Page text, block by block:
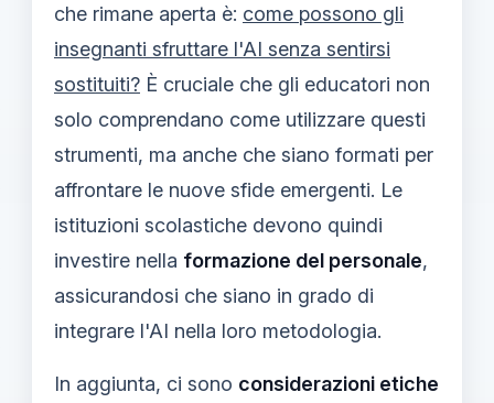
che rimane aperta è: come possono gli
insegnanti sfruttare l'AI senza sentirsi
sostituiti? È cruciale che gli educatori non
solo comprendano come utilizzare questi
strumenti, ma anche che siano formati per
affrontare le nuove sfide emergenti. Le
istituzioni scolastiche devono quindi
investire nella formazione del personale,
assicurandosi che siano in grado di
integrare l'AI nella loro metodologia.
In aggiunta, ci sono considerazioni etiche